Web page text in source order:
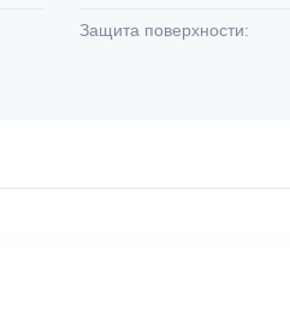
Защита поверхности: